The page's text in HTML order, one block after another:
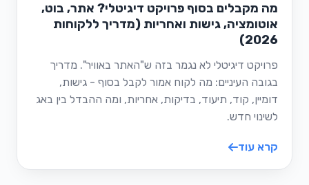
מה מקבלים בסוף פרויקט דיגיטלי? אתר, בוט,
אוטומציה, גישות ואחריות (מדריך ללקוחות
2026)
פרויקט דיגיטלי לא נגמר בזה ש"האתר באוויר". מדריך
בגובה העיניים: מה לקוח אמור לקבל בסוף - גישות,
דומיין, קוד, תיעוד, בדיקות, אחריות, ומה ההבדל בין באג
לשינוי חדש.
קרא עוד